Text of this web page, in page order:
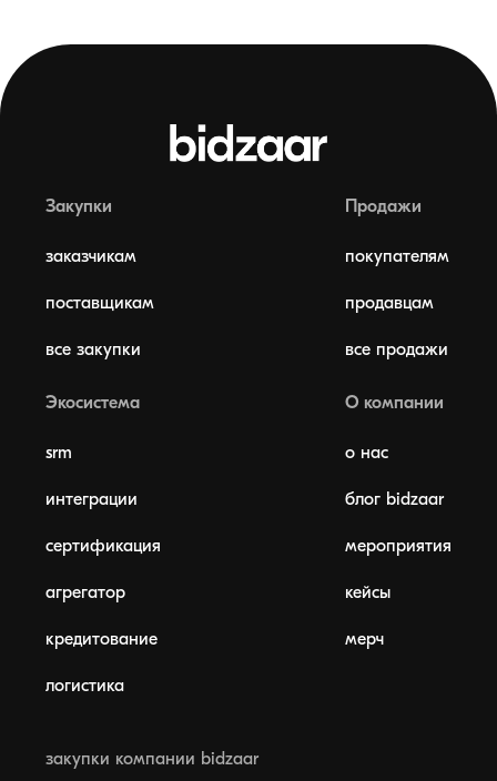
Закупки
заказчикам
поставщикам
все закупки
Продажи
покупателям
продавцам
все продажи
Экосистема
srm
интеграции
сертификация
агрегатор
кредитование
логистика
О компании
о нас
блог bidzaar
мероприятия
кейсы
мерч
закупки компании bidzaar